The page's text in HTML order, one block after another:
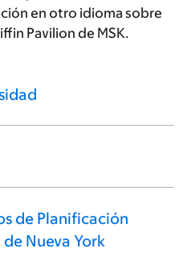
en otro idioma sobre
Pavilion de MSK.
de Planificación
Nueva York